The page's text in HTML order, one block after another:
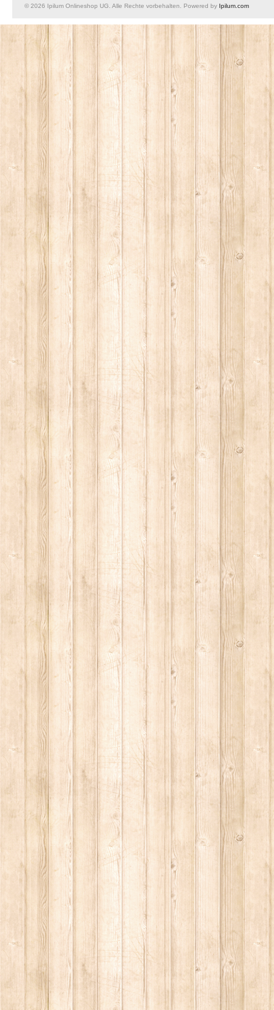
© 2026 Ipilum Onlineshop UG. Alle Rechte vorbehalten. Powered by Ipilum.com